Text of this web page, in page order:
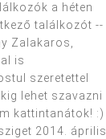
a héten
találkozót --
Zalakaros,
is
szeretettel
lehet szavazni
kattintanátok! :)
2014. április